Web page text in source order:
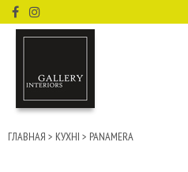
ГЛАВНАЯ > КУХНІ > PANAMERA